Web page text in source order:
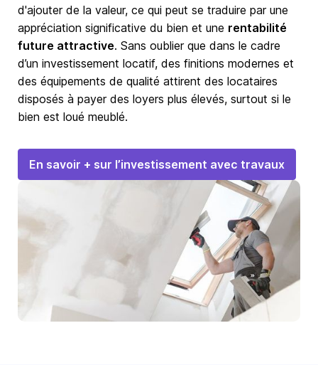
d'ajouter de la valeur, ce qui peut se traduire par une
appréciation significative du bien et une rentabilité
future attractive. Sans oublier que dans le cadre
d’un investissement locatif, des finitions modernes et
des équipements de qualité attirent des locataires
disposés à payer des loyers plus élevés, surtout si le
bien est loué meublé.
En savoir + sur l’investissement avec travaux